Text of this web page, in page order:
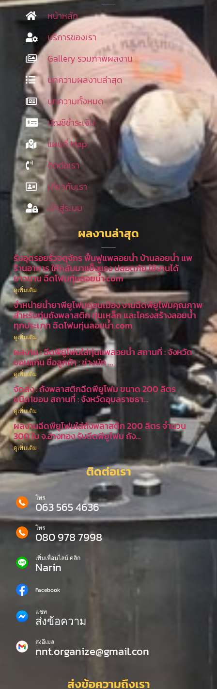
หน้าหลัก
บริการของเรา
Gallery รวมภาพผลงาน
บทความผลงานล่าสุด
บทความทั้งหมด
บัญชีชำระเงิน
แผนที่ Map
ติดต่อเรา
เกี่ยวกับเรา
เข้าสู่ระบบ
ผลงานล่าสุด
รับอุดรอยรั่วจตุจักร ฟื้นฟูแพลอยน้ำ บ้านลอยน้ำ แพ
ร้านอาหาร ให้กลับมาแข็งแรง ปลอดภัย ใช้งานได้
ยาวนาน ฉีดโฟมทุ่นลอยน้ำ.com
ดูเพิ่มเติม
จำหน่ายน้ำยาพียูโฟมดอนเมือง งานฉีดพียูโฟมคุณภาพ
สำหรับทุ่นถังพลาสติก ทุ่นเหล็ก และโครงสร้างลอยน้ำ
ทุกประเภท ฉีดโฟมทุ่นลอยน้ำ.com
ดูเพิ่มเติม
ผลงาน : ฉีดพียูโฟมใส่ทุ่นแพลอยน้ำ สถานที่ : จังหวัด
ขอนแก่น ชื่อลูกค้า : ช่างนัท …
ดูเพิ่มเติม
จัดส่ง : ถังพลาสติกฉีดพียูโฟม ขนาด 200 ลิตร
ชนิด1ขอบ สถานที่ : จังหวัดอุบลราชธา…
ดูเพิ่มเติม
ผลงานฉีดพียูโฟมใส่ถังพลาสติก 200 ลิตร จำนวน
300 ใบ จ.อ่างทอง รับฉีดพียูโฟม ถัง…
ดูเพิ่มเติม
ติดต่อเรา
โทร
063 565 4636
โทร
080 978 7998
เพิ่มเพื่อนไลน์ คลิก
Narin
Facebook
แชท
ส่งข้อความ
ส่งอีเมล
nnt.organize@gmail.con
ส่งข้อความถึงเรา